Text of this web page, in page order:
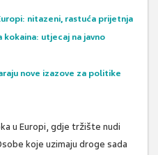
nitazeni, rastuća prijetnja
utjecaj na javno
nove izazove za politike
u Europi, gdje tržište nudi
koje uzimaju droge sada